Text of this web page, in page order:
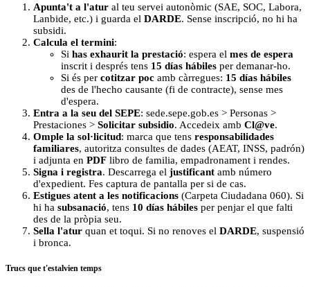
Apunta't a l'atur al teu servei autonòmic (SAE, SOC, Labora,
Lanbide, etc.) i guarda el DARDE. Sense inscripció, no hi ha
subsidi.
Calcula el termini:
Si has exhaurit la prestació: espera el mes de espera
inscrit i després tens 15 días hábiles per demanar-ho.
Si és per cotitzar poc amb càrregues: 15 días hábiles
des de l'hecho causante (fi de contracte), sense mes
d'espera.
Entra a la seu del SEPE: sede.sepe.gob.es > Personas >
Prestaciones > Solicitar subsidio. Accedeix amb Cl@ve.
Omple la sol·licitud: marca que tens responsabilidades
familiares, autoritza consultes de dades (AEAT, INSS, padrón)
i adjunta en PDF libro de familia, empadronament i rendes.
Signa i registra. Descarrega el justificant amb número
d'expedient. Fes captura de pantalla per si de cas.
Estigues atent a les notificacions (Carpeta Ciudadana 060). Si
hi ha subsanació, tens 10 días hábiles per penjar el que falti
des de la pròpia seu.
Sella l'atur quan et toqui. Si no renoves el DARDE, suspensió
i bronca.
Trucs que t'estalvien temps